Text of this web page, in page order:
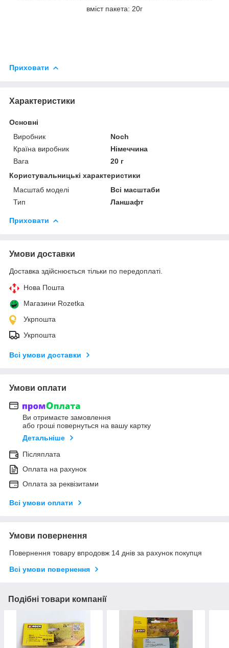
вміст пакета: 20г
Приховати
Характеристики
Основні
Виробник
Noch
Країна виробник
Німеччина
Вага
20 г
Користувальницькі характеристики
Масштаб моделі
Всі масштаби
Тип
Ланшафт
Приховати
Умови доставки
Доставка здійснюється тільки по передоплаті.
Нова Пошта
Магазини Rozetka
Укрпошта
Укрпошта
Всі умови доставки
Умови оплати
Ви отримаєте замовлення
або гроші повернуться на вашу картку
Детальніше
Післяплата
Оплата на рахунок
Оплата за реквізитами
Всі умови оплати
Умови повернення
Повернення товару впродовж 14 днів за рахунок покупця
Всі умови повернення
Подібні товари компанії